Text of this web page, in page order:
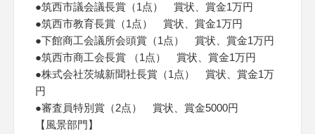
●筑西市議会議長賞（1点） 賞状、賞金1万円
●筑西市教育長賞（1点） 賞状、賞金1万円
●下館商工会議所会頭賞（1点） 賞状、賞金1万円
●筑西市商工会長賞 （1点） 賞状、賞金1万円
●株式会社茨城新聞社長賞（1点） 賞状、賞金1万
円
●審査員特別賞（2点） 賞状、賞金5000円
【風景部門】